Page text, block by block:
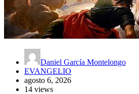
Daniel García Montelongo
EVANGELIO
agosto 6, 2026
14 views